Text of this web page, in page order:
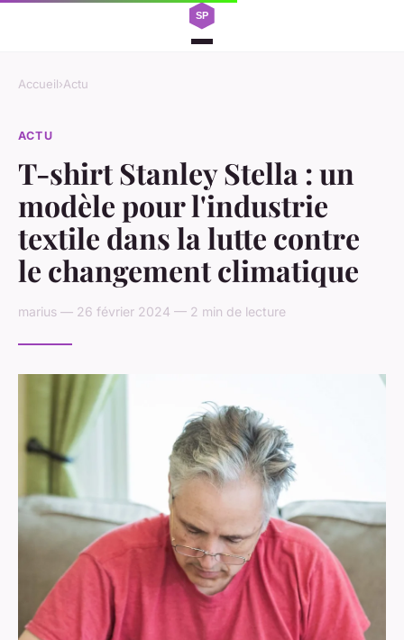
Accueil›Actu
ACTU
T-shirt Stanley Stella : un
modèle pour l'industrie
textile dans la lutte contre
le changement climatique
marius — 26 février 2024 — 2 min de lecture